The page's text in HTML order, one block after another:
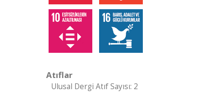
Atıflar
Ulusal Dergi Atıf Sayısı: 2